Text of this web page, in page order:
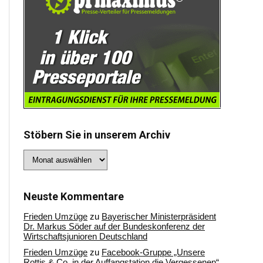
Stöbern Sie in unserem Archiv
Sie
Archiv
Neuste Kommentare
Frieden Umzüge zu Bayerischer Ministerpräsident
Dr. Markus Söder auf der Bundeskonferenz der
Wirtschaftsjunioren Deutschland
Frieden Umzüge zu Facebook-Gruppe „Unsere